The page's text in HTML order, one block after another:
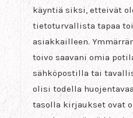
käyntiä siksi, etteivät
tietoturvallista tapaa
asiakkailleen.
toivo saavani omia
sähköpostilla tai
olisi todella
tasolla kirjaukset ovat